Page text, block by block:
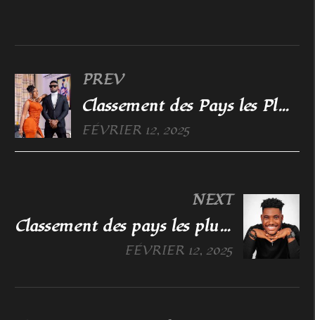
PREV
Classement des Pays les Plus Infidèles en Afrique
FÉVRIER 12, 2025
NEXT
Classement des pays les plus heureux en afrique
FÉVRIER 12, 2025